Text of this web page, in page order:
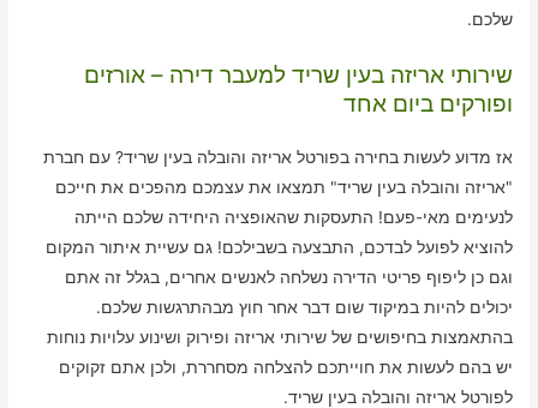
שלכם.
שירותי אריזה בעין שריד למעבר דירה – אורזים
ופורקים ביום אחד
אז מדוע לעשות בחירה בפורטל אריזה והובלה בעין שריד? עם חברת
"אריזה והובלה בעין שריד" תמצאו את עצמכם מהפכים את חייכם
לנעימים מאי-פעם! התעסקות שהאופציה היחידה שלכם הייתה
להוציא לפועל לבדכם, התבצעה בשבילכם! גם עשיית איתור המקום
וגם כן ליפוף פריטי הדירה נשלחה לאנשים אחרים, בגלל זה אתם
יכולים להיות במיקוד שום דבר אחר חוץ מבהתרגשות שלכם.
בהתאמצות בחיפושים של שירותי אריזה ופירוק ושינוע עלויות נוחות
יש בהם לעשות את חוייתכם להצלחה מסחררת, ולכן אתם זקוקים
לפורטל אריזה והובלה בעין שריד.